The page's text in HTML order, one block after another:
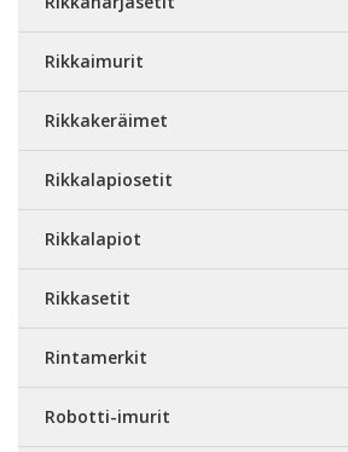
Rikkaimurit
Rikkakeräimet
Rikkalapiosetit
Rikkalapiot
Rikkasetit
Rintamerkit
Robotti-imurit